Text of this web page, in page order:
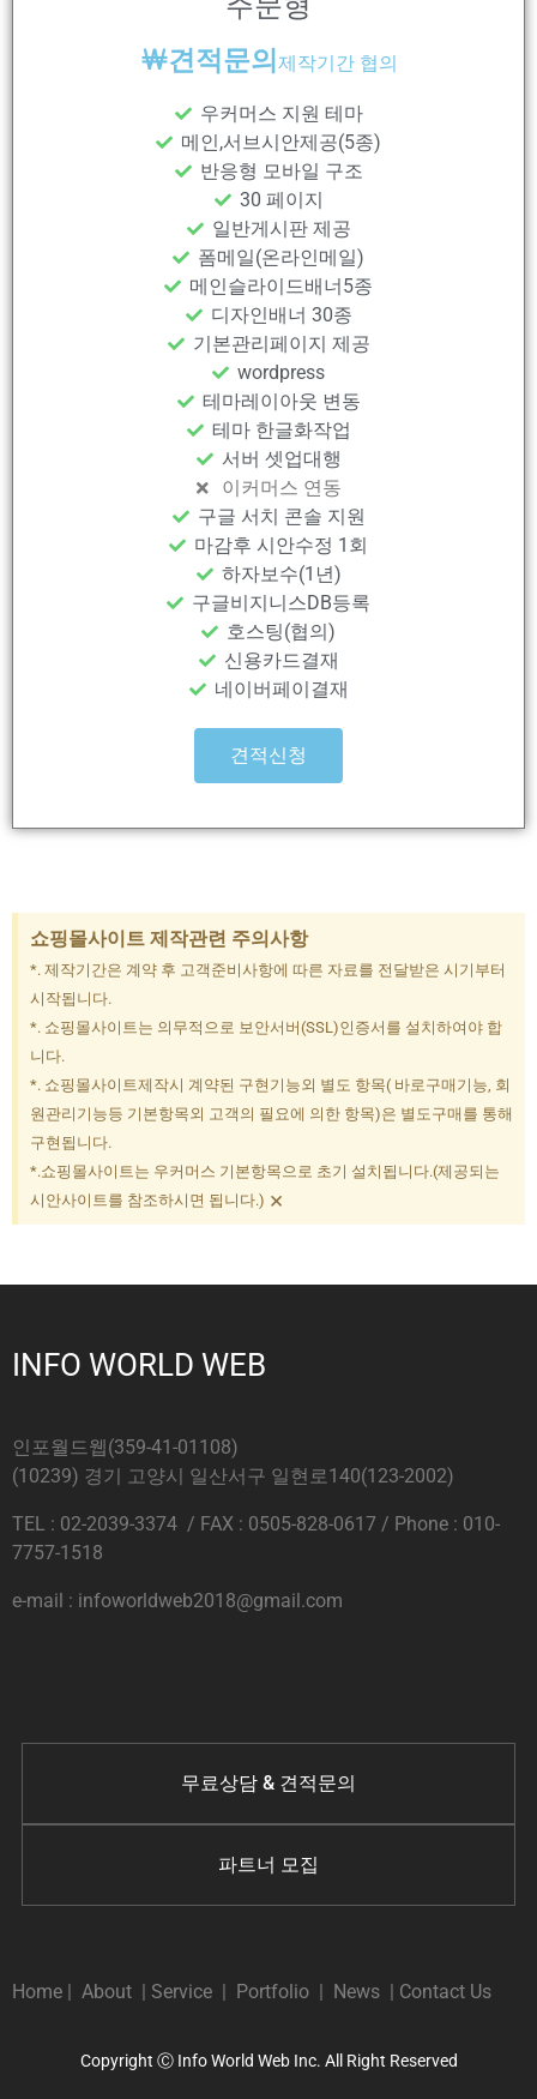
￦견적문의 제작기간 협의
우커머스 지원 테마
메인,서브시안제공(5종)
반응형 모바일 구조
30 페이지
일반게시판 제공
폼메일(온라인메일)
메인슬라이드배너5종
디자인배너 30종
기본관리페이지 제공
wordpress
테마레이아웃 변동
테마 한글화작업
서버 셋업대행
이커머스 연동
구글 서치 콘솔 지원
마감후 시안수정 1회
하자보수(1년)
구글비지니스DB등록
호스팅(협의)
신용카드결재
네이버페이결재
견적신청
쇼핑몰사이트 제작관련 주의사항
*. 제작기간은 계약 후 고객준비사항에 따른 자료를 전달받은 시기부터
시작됩니다.
*. 쇼핑몰사이트는 의무적으로 보안서버(SSL)인증서를 설치하여야 합
니다.
*. 쇼핑몰사이트제작시 계약된 구현기능외 별도 항목( 바로구매기능, 회
원관리기능등 기본항목외 고객의 필요에 의한 항목)은 별도구매를 통해
구현됩니다.
*.쇼핑몰사이트는 우커머스 기본항목으로 초기 설치됩니다.(제공되는
시안사이트를 참조하시면 됩니다.) ×
INFO WORLD WEB
인포월드웹(359-41-01108)
(10239) 경기 고양시 일산서구 일현로140(123-2002)
TEL : 02-2039-3374 / FAX : 0505-828-0617 / Phone : 010-
7757-1518
e-mail : infoworldweb2018@gmail.com
무료상담 & 견적문의
파트너 모집
Home | About | Service | Portfolio | News | Contact Us
Copyright Ⓒ Info World Web Inc. All Right Reserved